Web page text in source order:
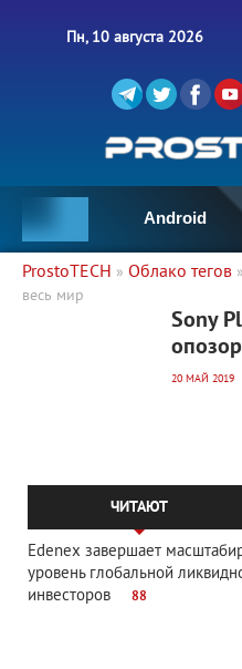
Пн, 10 августа 2026
Android
ProstoTECH » Облако тегов
весь мир
22 212
Sony
20 МАЙ 2019
ЧИТАЮТ
Edenex завершает
уровень глобальной
инвесторов
88